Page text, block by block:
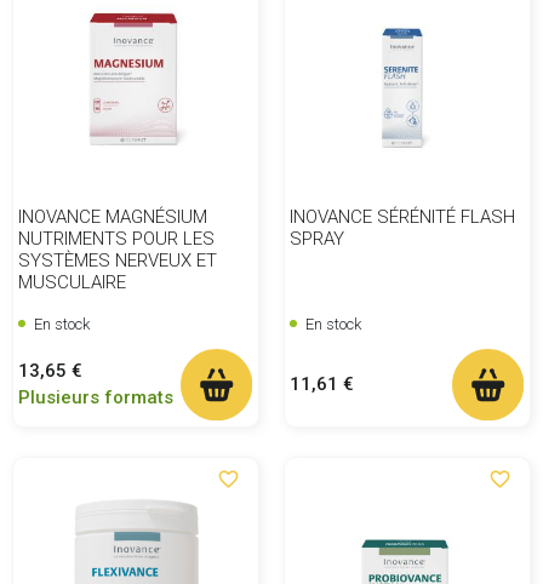
INOVANCE MAGNÉSIUM
NUTRIMENTS POUR LES
SYSTÈMES NERVEUX ET
MUSCULAIRE
En stock
Prix
13,65 €
Plusieurs formats
INOVANCE SÉRÉNITÉ FLASH
SPRAY
En stock
Prix
11,61 €
favorite_border favorite_border